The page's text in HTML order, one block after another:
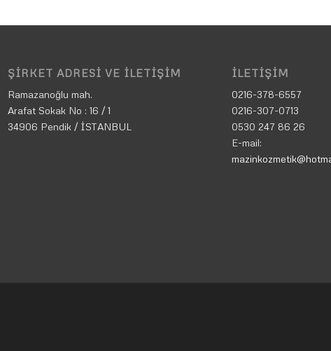
ŞIRKET ADRESI VE İLETIŞIM
Ramazanoğlu mah.
Arafat Sokak No : 16 / 1
34906 Pendik / İSTANBUL
İLETIŞIM
0216-378-6557
0216-307-0713
0530 247 86 26
E-mail: